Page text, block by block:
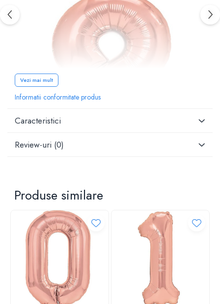
Baloane din folie de aluminiu – Stralucire și eleganța
pentru fiecare ocazie!
Descopera baloanele din folie de aluminiu de la ideale
pentru a aduce un plus de magie și culoare la orice
petrecere, aniversare, nunta, botez, absolvire, baby shower
sau gender reveal! Cu un design clasic și disponibile în
forme variate, aceste baloane sunt esențiale pentru a crea o
atmosfera de neuitat.
Fabricate dintr-un material de calitate superioara, folia de
Vezi mai mult
Informatii conformitate produs
Caracteristici
Review-uri (0)
Produse similare